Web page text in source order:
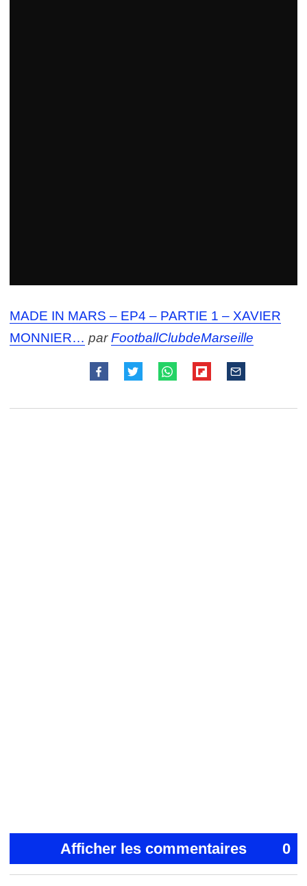
MADE IN MARS – EP4 – PARTIE 1 – XAVIER
MONNIER… parFootballClubdeMarseille
Afficher les commentaires 0